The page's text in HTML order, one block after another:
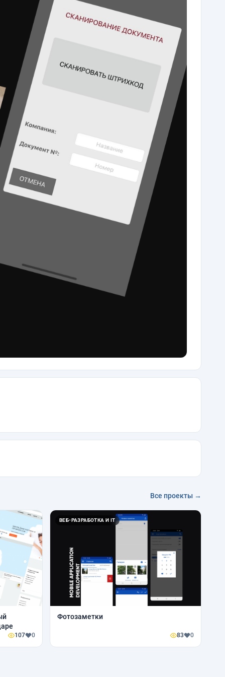
Все проекты →
107 0
ВЕБ-РАЗРАБОТКА И IT
Фотозаметки
83 0